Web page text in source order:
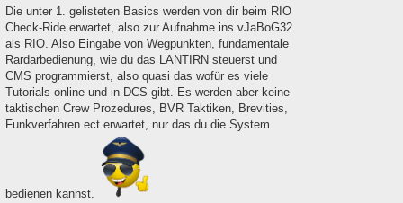
Die unter 1. gelisteten Basics werden von dir beim RIO
Check-Ride erwartet, also zur Aufnahme ins vJaBoG32
als RIO. Also Eingabe von Wegpunkten, fundamentale
Rardarbedienung, wie du das LANTIRN steuerst und
CMS programmierst, also quasi das wofür es viele
Tutorials online und in DCS gibt. Es werden aber keine
taktischen Crew Prozedures, BVR Taktiken, Brevities,
Funkverfahren ect erwartet, nur das du die System
bedienen kannst.